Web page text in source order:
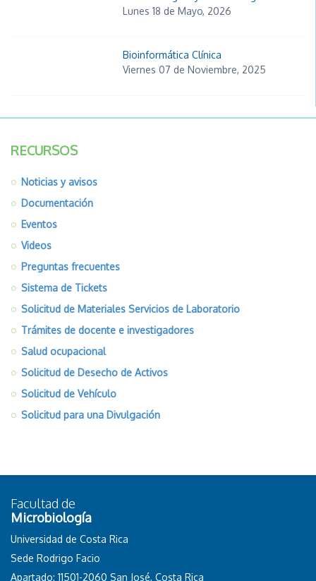
Lunes 18 de Mayo, 2026
Bioinformática Clínica
Viernes 07 de Noviembre, 2025
RECURSOS
Noticias y avisos
Documentación
Eventos
Videos
Preguntas frecuentes
Sistema de Tickets
Solicitud de Materiales Servicios de Laboratorio
Trámites de docente e investigadores
Salud ocupacional
Solicitud de Desecho de Activos
Solicitud de Vehículo
Solicitud para una Divulgación
Facultad de
Microbiología
Universidad de Costa Rica
Sede Rodrigo Facio
Apartado: 11501-2060 San José, Costa Rica